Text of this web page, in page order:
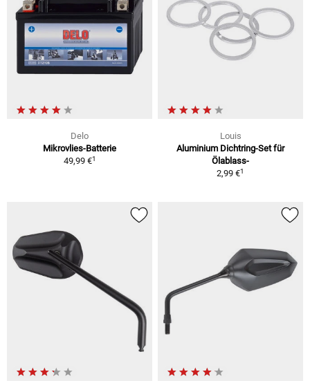
Delo
Mikrovlies-Batterie
49,99 €1
Louis
Aluminium Dichtring-Set für
Ölablass-
2,99 €1